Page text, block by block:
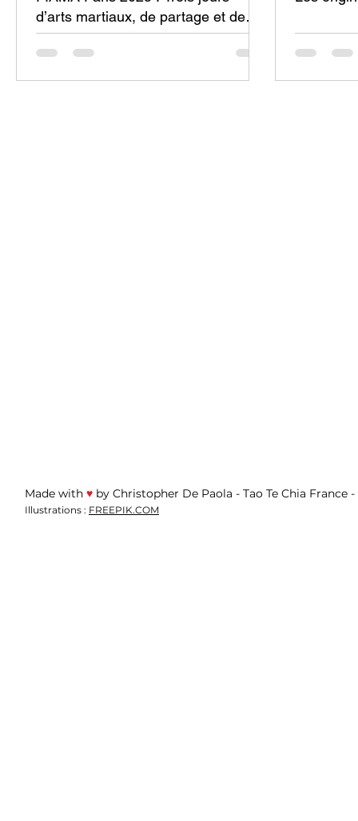
d’arts martiaux, de partage et de
fête !
Made with ♥︎ by Christopher De Paola - Tao Te Chia France -
Illustrations : FREEPIK.COM